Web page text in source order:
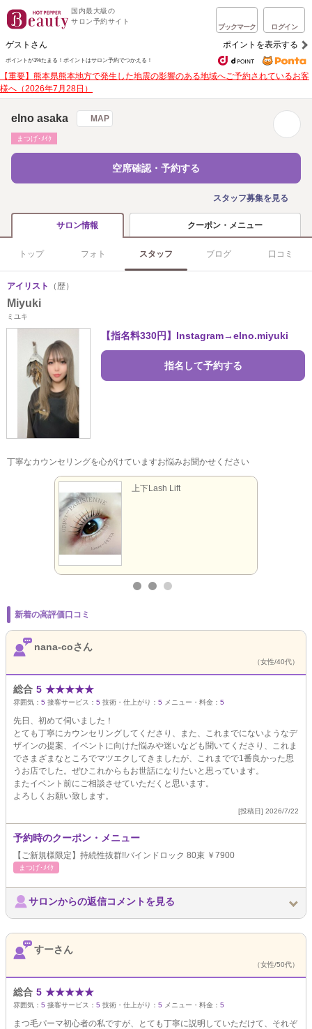
国内最大級の
サロン予約サイト
ブックマーク ログイン
ゲストさん ポイントを表示する
ポイントが1%たまる！ ポイントはサロン予約でつかえる！
【重要】熊本県熊本地方で発生した地震の影響のある地域へご予約されているお客
様へ（2026年7月28日）
elno asaka MAP
まつげ･ﾒｲｸ
空席確認・予約する
スタッフ募集を見る
サロン情報 クーポン・メニュー
トップ フォト スタッフ ブログ 口コミ
アイリスト （歴）
Miyuki
ミユキ
【指名料330円】Instagram→elno.miyuki
指名して予約する
丁寧なカウンセリングを心がけていますお悩みお聞かせください
上下Lash Lift
新着の高評価口コミ
nana-coさん
（女性/40代）
総合 5 ★★★★★
雰囲気： 5 接客サービス： 5 技術・仕上がり： 5 メニュー・料金： 5
先日、初めて伺いました！
とても丁寧にカウンセリングしてくださり、また、これまでにないようなデ
ザインの提案、イベントに向けた悩みや迷いなども聞いてくださり、これま
でさまざまなところでマツエクしてきましたが、これまでで1番良かった思
うお店でした。ぜひこれからもお世話になりたいと思っています。
またイベント前にご相談させていただくと思います。
よろしくお願い致します。
[投稿日] 2026/7/22
予約時のクーポン・メニュー
【ご新規様限定】持続性抜群!!バインドロック 80束 ￥7900
まつげ･ﾒｲｸ
サロンからの返信コメントを見る
すーさん
（女性/50代）
総合 5 ★★★★★
雰囲気： 5 接客サービス： 5 技術・仕上がり： 5 メニュー・料金： 5
まつ毛パーマ初心者の私ですが、とても丁寧に説明していただけて、それぞ